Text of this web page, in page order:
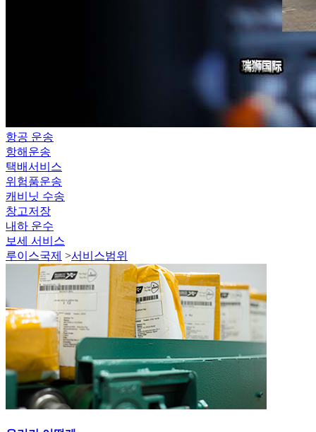
항공 운송
항해운송
택배서비스
위험품운송
캐비닛 수송
창고저장
내하 운수
보세 서비스
루이스국제 >서비스범위